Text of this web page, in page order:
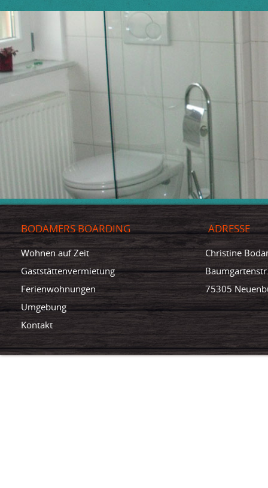
BODAMERS BOARDING
Wohnen auf Zeit
Gaststättenvermietung
Ferienwohnungen
Umgebung
Kontakt
ADRESSE
Christine
75305